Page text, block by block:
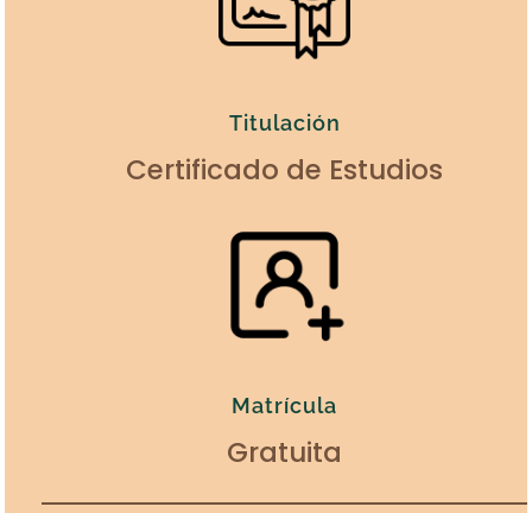
Titulación
Certificado de Estudios
Matrícula
Gratuita